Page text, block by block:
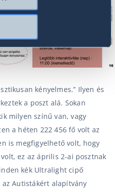
kényelmes.” Ilyen és
a poszt alá. Sokan
milyen színű van, vagy
a héten 222 456 fő volt az
is megfigyelhető volt, hogy
ez az április 2-ai posztnak
kék Ultralight cipő
az Autistákért alapítvány